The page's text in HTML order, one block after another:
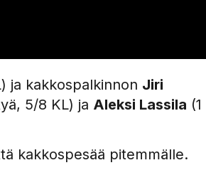
ja kakkospalkinnon Jiri
5/8 KL) ja Aleksi Lassila (1
kakkospesää pitemmälle.